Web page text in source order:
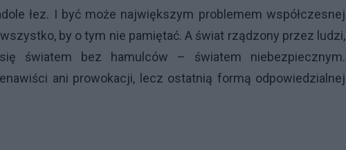
łez. I być może największym problemem współczesnej
by o tym nie pamiętać. A świat rządzony przez ludzi,
światem bez hamulców – światem niebezpiecznym.
ani prowokacji, lecz ostatnią formą odpowiedzialnej